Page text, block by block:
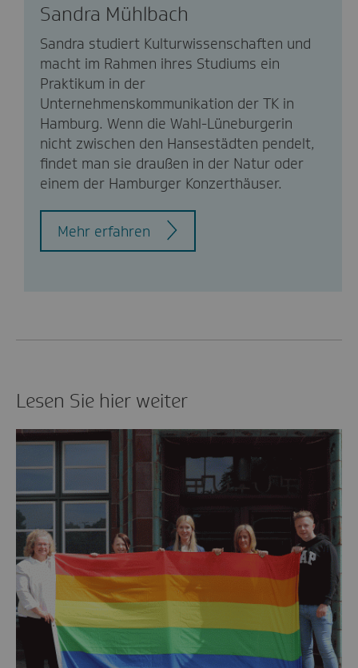
Sandra Mühlbach
Sandra studiert Kulturwissenschaften und
macht im Rahmen ihres Studiums ein
Praktikum in der
Unternehmenskommunikation der TK in
Hamburg. Wenn die Wahl-Lüneburgerin
nicht zwischen den Hansestädten pendelt,
findet man sie draußen in der Natur oder
einem der Hamburger Konzerthäuser.
Mehr erfahren
Lesen Sie hier weiter